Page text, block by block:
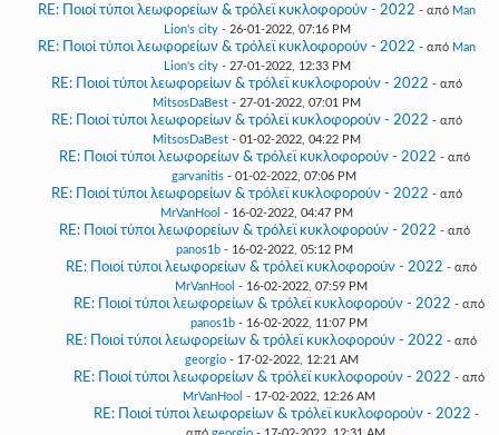
RE: Ποιοί τύποι λεωφορείων & τρόλεϊ κυκλοφορούν - 2022 - από Man
Lion's city- 26-01-2022, 07:16 PM
RE: Ποιοί τύποι λεωφορείων & τρόλεϊ κυκλοφορούν - 2022 - από Man
Lion's city- 27-01-2022, 12:33 PM
RE: Ποιοί τύποι λεωφορείων & τρόλεϊ κυκλοφορούν - 2022 - από
MitsosDaBest - 27-01-2022, 07:01 PM
RE: Ποιοί τύποι λεωφορείων & τρόλεϊ κυκλοφορούν - 2022 - από
MitsosDaBest - 01-02-2022, 04:22 PM
RE: Ποιοί τύποι λεωφορείων & τρόλεϊ κυκλοφορούν - 2022 - από
garvanitis - 01-02-2022, 07:06 PM
RE: Ποιοί τύποι λεωφορείων & τρόλεϊ κυκλοφορούν - 2022 - από
MrVanHool - 16-02-2022, 04:47 PM
RE: Ποιοί τύποι λεωφορείων & τρόλεϊ κυκλοφορούν - 2022 - από
panos1b- 16-02-2022, 05:12 PM
RE: Ποιοί τύποι λεωφορείων & τρόλεϊ κυκλοφορούν - 2022 - από
MrVanHool - 16-02-2022, 07:59 PM
RE: Ποιοί τύποι λεωφορείων & τρόλεϊ κυκλοφορούν - 2022 - από
panos1b- 16-02-2022, 11:07 PM
RE: Ποιοί τύποι λεωφορείων & τρόλεϊ κυκλοφορούν - 2022 - από
georgio- 17-02-2022, 12:21 AM
RE: Ποιοί τύποι λεωφορείων & τρόλεϊ κυκλοφορούν - 2022 - από
MrVanHool - 17-02-2022, 12:26 AM
RE: Ποιοί τύποι λεωφορείων & τρόλεϊ κυκλοφορούν - 2022 -